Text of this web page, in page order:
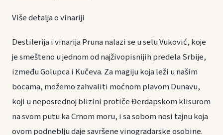
Više detalja o vinariji
Destilerija i vinarija Pruna nalazi se u selu Vuković, koje
je smešteno u jednom od najživopisnijih predela Srbije,
između Golupca i Kučeva. Za magiju koja leži u našim
bocama, možemo zahvaliti moćnom plavom Dunavu,
koji u neposrednoj blizini protiče Đerdapskom klisurom
na svom putu ka Crnom moru, i sa sobom nosi tajnu koja
ovom podneblju daje savršene vinogradarske osobine.